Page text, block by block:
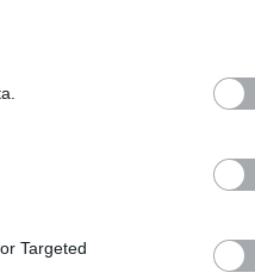
Targeted
2.495 e-
http://
Az előzőhöz
formátumú
életrajzával
Antonio
digitális